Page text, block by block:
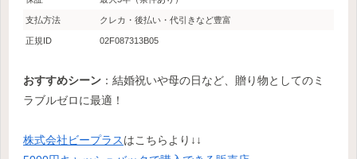
支払方法 クレカ・後払い・代引きなど豊富
正規ID 02F087313B05
おすすめシーン ：結婚祝いや母の日など、贈り物としてのミ
ラブルゼロに最適！
株式会社ビープラスはこちらより↓↓